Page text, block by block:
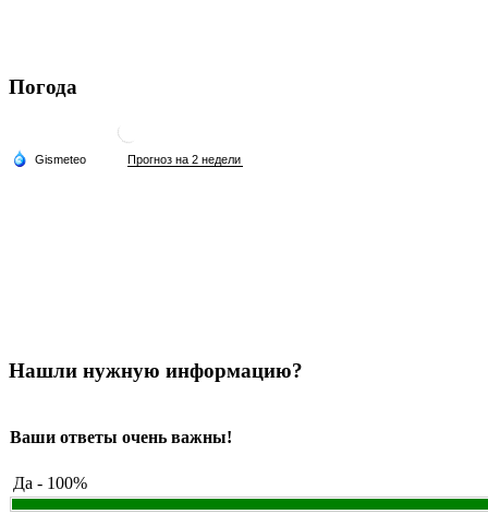
Погода
Нашли нужную информацию?
Ваши ответы очень важны!
Да - 100%